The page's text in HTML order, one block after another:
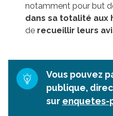
notamment pour but
dans sa totalité aux
de recueillir leurs
Vous pouvez
publique,
sur enquetes-